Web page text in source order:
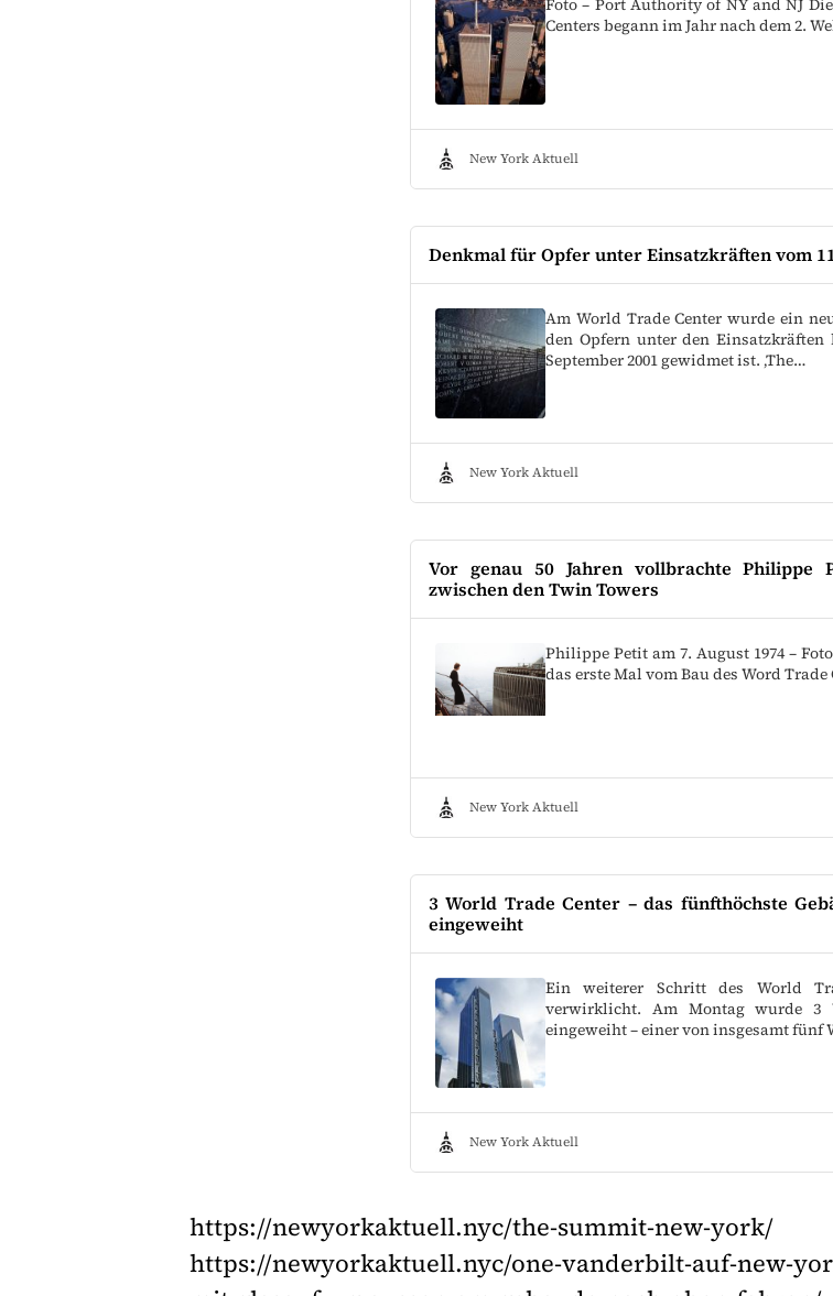
Centers begann im Jahr nach dem 2.
New York Aktuell
Denkmal für Opfer unter Einsatzkräften vom
Am World Trade Center wurde ein
den Opfern unter den Einsatzkräften
September 2001 gewidmet ist. ‚The…
New York Aktuell
Vor genau 50 Jahren vollbrachte Philippe
zwischen den Twin Towers
Philippe Petit am 7. August 1974 –
das erste Mal vom Bau des Word
New York Aktuell
3 World Trade Center – das fünfthöchste
eingeweiht
Ein weiterer Schritt des World
verwirklicht. Am Montag wurde 3
eingeweiht – einer von insgesamt fünf
New York Aktuell
https://newyorkaktuell.nyc/the-summit-new-york/
https://newyorkaktuell.nyc/one-vanderbilt-auf-new-